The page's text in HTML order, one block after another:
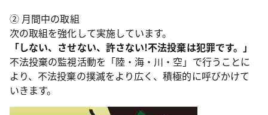
② 月間中の取組
次の取組を強化して実施しています。
「しない、させない、許さない!不法投棄は犯罪です。」
不法投棄の監視活動を「陸・海・川・空」で行うことに
より、不法投棄の撲滅をより広く、積極的に呼びかけて
いきます。